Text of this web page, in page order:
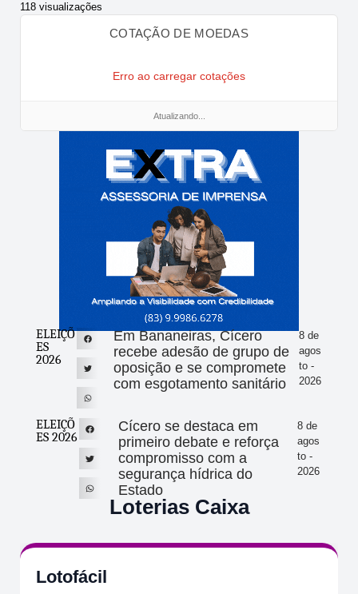
118 visualizações
COTAÇÃO DE MOEDAS
Erro ao carregar cotações
Atualizando...
ELEIÇÕ
ES
2026
Em Bananeiras, Cícero
recebe adesão de grupo de
oposição e se compromete
com esgotamento sanitário
8 de
agos
to -
2026
ELEIÇÕ
ES 2026
Cícero se destaca em
primeiro debate e reforça
compromisso com a
segurança hídrica do
Estado
8 de
agos
to -
2026
Loterias Caixa
Lotofácil